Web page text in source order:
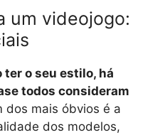
um videojogo:
o seu estilo, há
todos consideram
dos mais óbvios é a
dos modelos,